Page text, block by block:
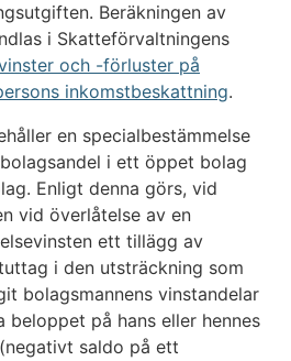
Beräkningen av
i Skatteförvaltningens
och -förluster på
inkomstbeskattning.
en specialbestämmelse
i ett öppet bolag
Enligt denna görs, vid
vid överlåtelse av en
ett tillägg av
i den utsträckning som
bolagsmannens vinstandelar
beloppet på hans eller hennes
saldo på ett